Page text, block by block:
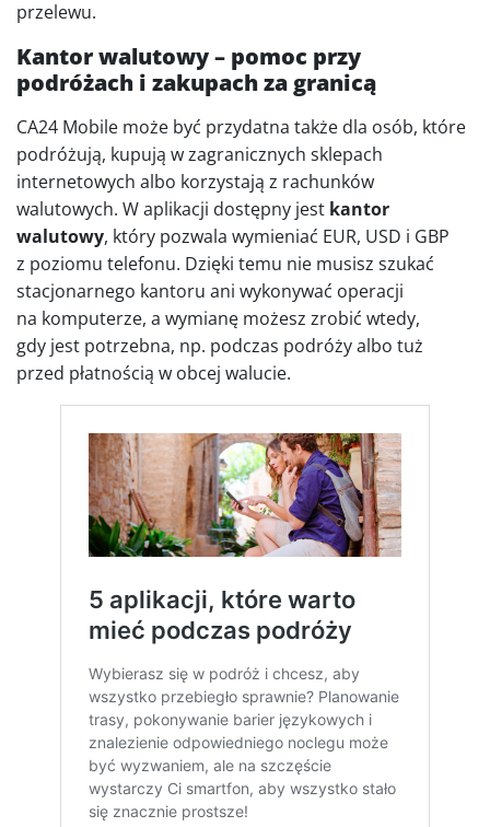
przelewu.
Kantor walutowy – pomoc przy
podróżach i zakupach za granicą
CA24 Mobile może być przydatna także dla osób, które
podróżują, kupują w zagranicznych sklepach
internetowych albo korzystają z rachunków
walutowych. W aplikacji dostępny jest kantor
walutowy, który pozwala wymieniać EUR, USD i GBP
z poziomu telefonu. Dzięki temu nie musisz szukać
stacjonarnego kantoru ani wykonywać operacji
na komputerze, a wymianę możesz zrobić wtedy,
gdy jest potrzebna, np. podczas podróży albo tuż
przed płatnością w obcej walucie.